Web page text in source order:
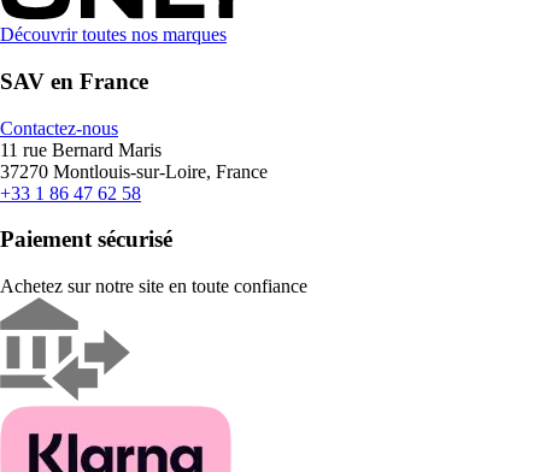
Découvrir toutes nos marques
SAV en France
Contactez-nous
11 rue Bernard Maris
37270 Montlouis-sur-Loire, France
+33 1 86 47 62 58
Paiement sécurisé
Achetez sur notre site en toute confiance